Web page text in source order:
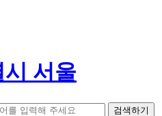
시 서울
검색하기